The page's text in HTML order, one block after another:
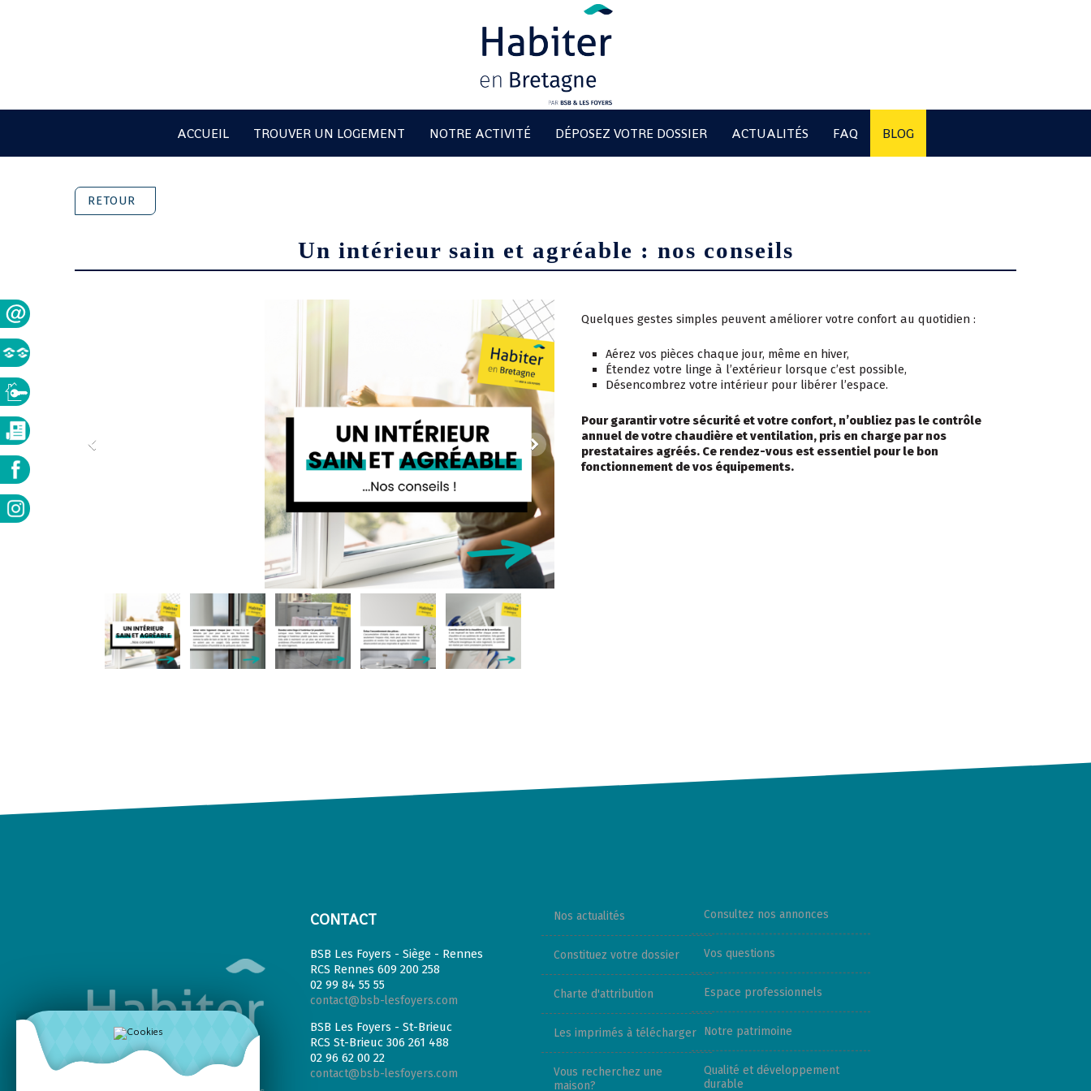
ACCUEIL TROUVER UN LOGEMENT NOTRE ACTIVITÉ DÉPOSEZ VOTRE DOSSIER ACTUALITÉS FAQ BLOG
RETOUR
Un intérieur sain et agréable : nos conseils
Quelques gestes simples peuvent améliorer votre confort au quotidien :
Aérez vos pièces chaque jour, même en hiver,
Étendez votre linge à l’extérieur lorsque c’est possible,
Désencombrez votre intérieur pour libérer l’espace.
Pour garantir votre sécurité et votre confort, n’oubliez pas le contrôle
annuel de votre chaudière et ventilation, pris en charge par nos
prestataires agréés. Ce rendez-vous est essentiel pour le bon
fonctionnement de vos équipements.
CONTACT
BSB Les Foyers - Siège - Rennes
RCS Rennes 609 200 258
02 99 84 55 55
contact@bsb-lesfoyers.com
BSB Les Foyers - St-Brieuc
RCS St-Brieuc 306 261 488
02 96 62 00 22
contact@bsb-lesfoyers.com
Nos actualités
Constituez votre dossier
Charte d'attribution
Les imprimés à télécharger
Vous recherchez une
maison?
Consultez nos annonces
Vos questions
Espace professionnels
Notre patrimoine
Qualité et développement
durable